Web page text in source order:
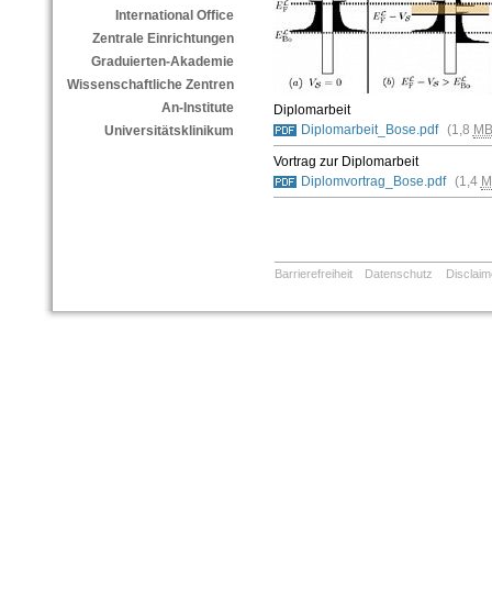
International Office
Zentrale Einrichtungen
Graduierten-Akademie
Wissenschaftliche Zentren
An-Institute
Universitätsklinikum
Diplomarbeit
Diplomarbeit_Bose.pdf (1,8 MB
Vortrag zur Diplomarbeit
Diplomvortrag_Bose.pdf (1,4
Barrierefreiheit Datenschutz